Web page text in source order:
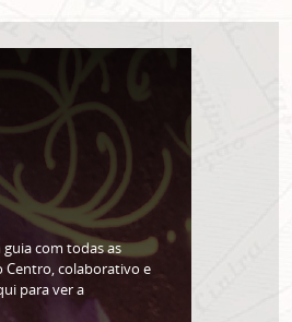
com todas as
Centro, colaborativo e
para ver a